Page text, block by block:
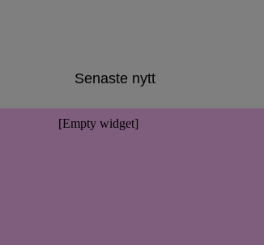
Senaste nytt
[Empty widget]